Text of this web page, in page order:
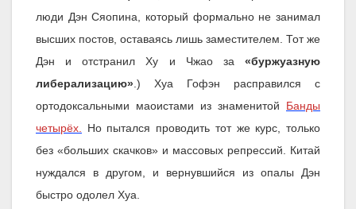
люди Дэн Сяопина, который формально не занимал
высших постов, оставаясь лишь заместителем. Тот же
Дэн и отстранил Ху и Чжао за «буржуазную
либерализацию» .) Хуа Гофэн расправился с
ортодоксальными маоистами из знаменитой Банды
четырёх.
Но пытался проводить тот же курс, только
без «больших скачков» и массовых репрессий. Китай
нуждался в другом, и вернувшийся из опалы Дэн
быстро одолел Хуа.